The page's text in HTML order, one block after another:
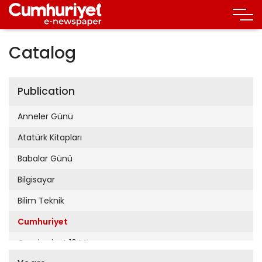
Catalog
Publication
Anneler Günü
Atatürk Kitapları
Babalar Günü
Bilgisayar
Bilim Teknik
Cumhuriyet
Cumhuriyet 19 Mayıs